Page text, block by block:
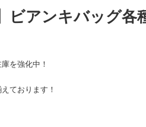
ビアンキバッグ各
を強化中！
ております！